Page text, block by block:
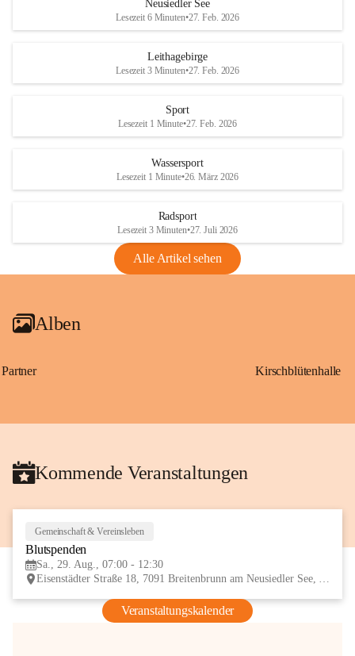
S
Maßnahmen zur Bekämpfung
Rebe und der Amerikanischen
Anhang VBl. EU Nr. 18
1 Seite•1,4 MB
VBl. EU Nr. 18_2026
r
S
Neusiedler See
Lesezeit 6 Minuten•27. Feb. 2026
Leithagebirge
Lesezeit 3 Minuten•27. Feb. 2026
Sport
Lesezeit 1 Minute•27. Feb. 2026
Wassersport
Lesezeit 1 Minute•26. März 2026
Radsport
Lesezeit 3 Minuten•27. Juli 2026
Alle Artikel sehen
Alben
Partner Kirschblütenhalle
Kommende Veranstaltungen
Gemeinschaft & Vereinsleben
Blutspenden
Sa., 29. Aug., 07:00 - 12:30
Eisenstädter Straße 18, 7091 Breitenbrunn am Neusiedler See, AUT
Veranstaltungskalender